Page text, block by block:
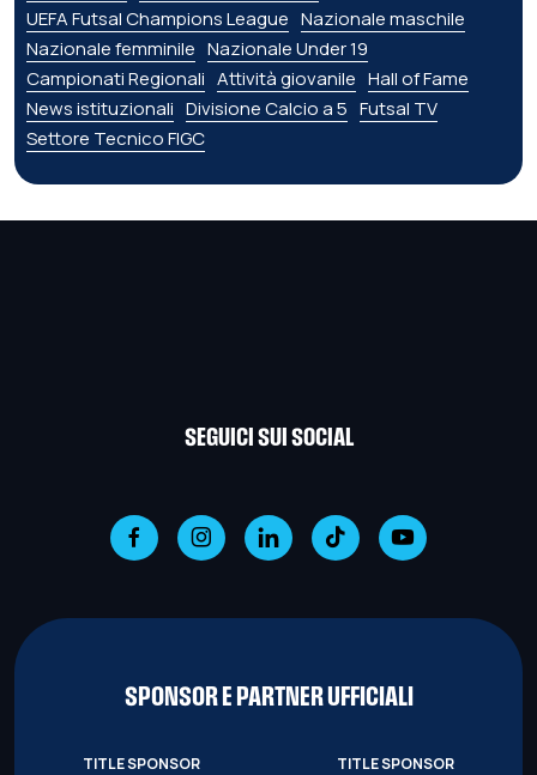
UEFA Futsal Champions League Nazionale maschile
Nazionale femminile Nazionale Under 19
Campionati Regionali Attività giovanile Hall of Fame
News istituzionali Divisione Calcio a 5 Futsal TV
Settore Tecnico FIGC
SEGUICI SUI SOCIAL
SPONSOR E PARTNER UFFICIALI
TITLE SPONSOR TITLE SPONSOR